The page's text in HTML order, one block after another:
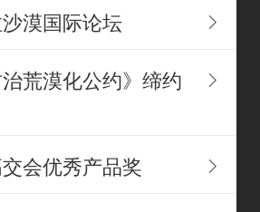
漠国际论坛
荒漠化公约》缔约
会优秀产品奖